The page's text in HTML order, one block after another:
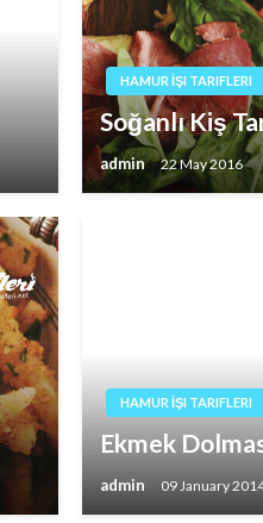
HAMUR İŞI TARIFLERI
Soğanlı Kiş
admin 22 May 2016
HAMUR İŞI TARIFLERI
Ekmek
admin 09 January